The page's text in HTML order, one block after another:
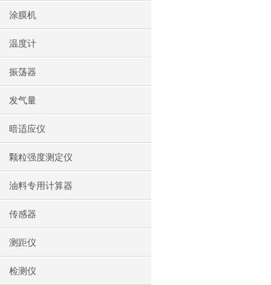
涂膜机
温度计
振荡器
发气量
暗适应仪
颗粒强度测定仪
油料专用计算器
传感器
测距仪
检测仪